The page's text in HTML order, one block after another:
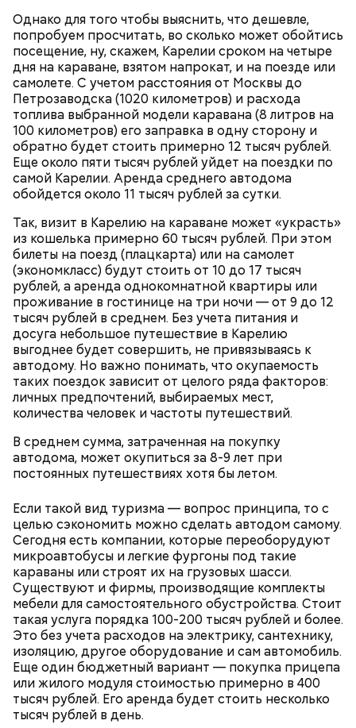
Однако для того чтобы выяснить, что дешевле,
попробуем просчитать, во сколько может обойтись
посещение, ну, скажем, Карелии сроком на четыре
дня на караване, взятом напрокат, и на поезде или
самолете. С учетом расстояния от Москвы до
Петрозаводска (1020 километров) и расхода
топлива выбранной модели каравана (8 литров на
100 километров) его заправка в одну сторону и
обратно будет стоить примерно 12 тысяч рублей.
Еще около пяти тысяч рублей уйдет на поездки по
самой Карелии. Аренда среднего автодома
обойдется около 11 тысяч рублей за сутки.
Так, визит в Карелию на караване может «украсть»
из кошелька примерно 60 тысяч рублей. При этом
билеты на поезд (плацкарта) или на самолет
(экономкласс) будут стоить от 10 до 17 тысяч
рублей, а аренда однокомнатной квартиры или
проживание в гостинице на три ночи — от 9 до 12
тысяч рублей в среднем. Без учета питания и
досуга небольшое путешествие в Карелию
выгоднее будет совершить, не привязываясь к
автодому. Но важно понимать, что окупаемость
таких поездок зависит от целого ряда факторов:
личных предпочтений, выбираемых мест,
количества человек и частоты путешествий.
В среднем сумма, затраченная на покупку
автодома, может окупиться за 8-9 лет при
постоянных путешествиях хотя бы летом.
Если такой вид туризма — вопрос принципа, то с
целью сэкономить можно сделать автодом самому.
Сегодня есть компании, которые переоборудуют
микроавтобусы и легкие фургоны под такие
караваны или строят их на грузовых шасси.
Существуют и фирмы, производящие комплекты
мебели для самостоятельного обустройства. Стоит
такая услуга порядка 100-200 тысяч рублей и более.
Это без учета расходов на электрику, сантехнику,
изоляцию, другое оборудование и сам автомобиль.
Еще один бюджетный вариант — покупка прицепа
или жилого модуля стоимостью примерно в 400
тысяч рублей. Его аренда будет стоить несколько
тысяч рублей в день.